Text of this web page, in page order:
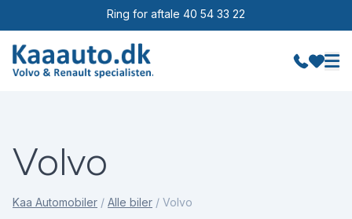
Ring for aftale 40 54 33 22
Volvo
Kaa Automobiler / Alle biler / Volvo